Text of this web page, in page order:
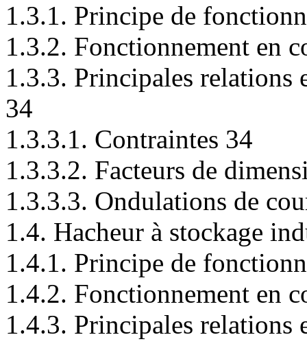
1.3.1. Principe de
1.3.2. Fonctionnement en
1.3.3. Principales relations
34
1.3.3.1. Contraintes 34
1.3.3.2. Facteurs de
1.3.3.3. Ondulations de
1.4. Hacheur à stockage
1.4.1. Principe de
1.4.2. Fonctionnement en
1.4.3. Principales relations